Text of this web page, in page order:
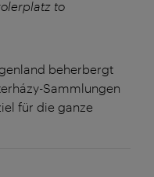
to
beherbergt
Sammlungen
für die ganze